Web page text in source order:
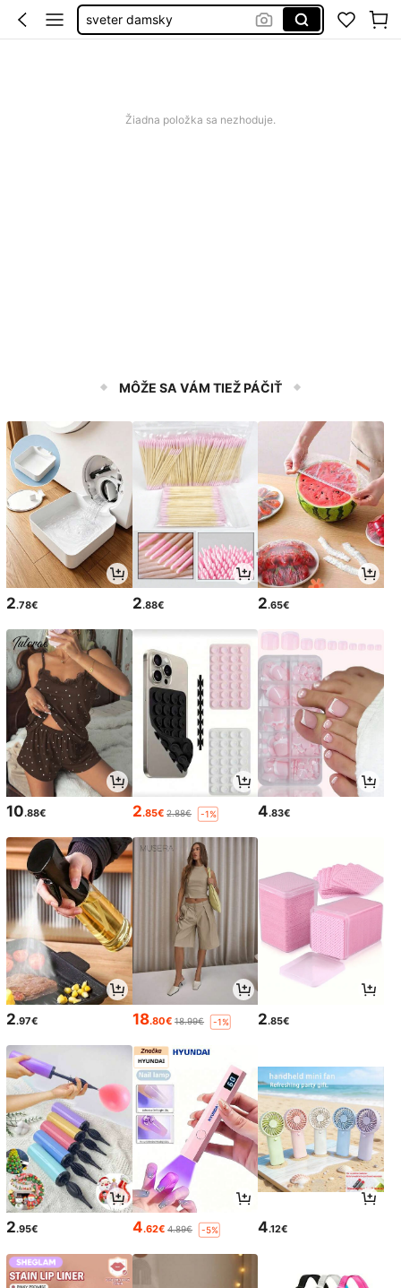
sveter damsky
Žiadna položka sa nezhoduje.
MÔŽE SA VÁM TIEŽ PÁČIŤ
2.78€ 2.88€ 2.65€
10.88€ 2.85€ 2.88€ -1% 4.83€
2.97€ 18.80€ 18.99€ -1% 2.85€
2.95€ 4.62€ 4.89€ -5% 4.12€